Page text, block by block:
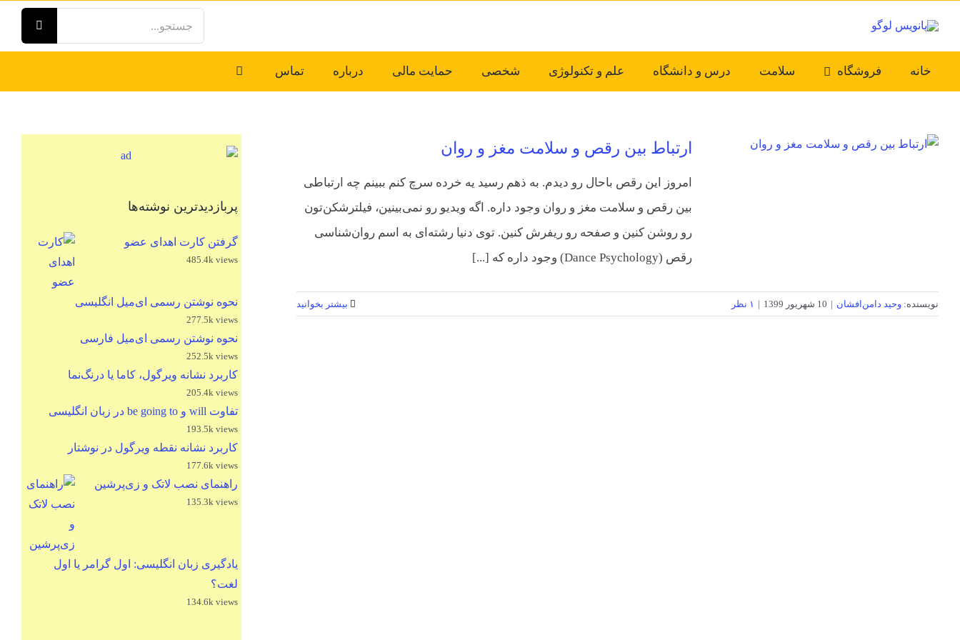
content
خانه فروشگاه سلامت درس و دانشگاه علم و تکنولوژی شخصی حمایت مالی درباره تماس
ارتباط بین رقص و سلامت مغز و روان
امروز این رقص باحال رو دیدم. به ذهم رسید یه خرده سرچ کنم ببینم چه ارتباطی
بین رقص و سلامت مغز و روان وجود داره. اگه ویدیو رو نمی‌بینین، فیلترشکن‌تون
رو روشن کنین و صفحه رو ریفرش کنین. توی دنیا رشته‌‌ای به اسم روان‌شناسی
رقص (Dance Psychology) وجود داره که [...]
نویسنده: وحید دامن‌افشان | 10 شهریور 1399 | ۱ نظر بیشتر بخوانید
پربازدیدترین نوشته‌ها
گرفتن کارت اهدای عضو
485.4k views
نحوه نوشتن رسمی ای‌میل انگلیسی
277.5k views
نحوه نوشتن رسمی ای‌میل فارسی
252.5k views
کاربرد نشانه ویرگول، کاما یا درنگ‌نما
205.4k views
تفاوت will و be going to در زبان انگلیسی
193.5k views
کاربرد نشانه نقطه ویرگول در نوشتار
177.6k views
راهنمای نصب لاتک و زی‌پرشین
135.3k views
یادگیری زبان انگلیسی: اول گرامر یا اول
لغت؟
134.6k views